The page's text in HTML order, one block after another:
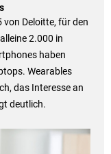
von Deloitte, für den
2.000 in
haben
Wearables
das Interesse an
deutlich.